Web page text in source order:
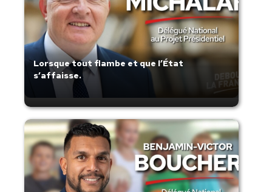
Lorsque tout flambe et que l’État
s’affaisse.